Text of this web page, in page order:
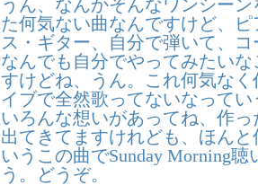
うん、なんかそんなワンシー
た何気ない曲なんですけど、
ス・ギター、自分で弾いて、
なんでも自分でやってみたい
すけどね、うん。これ何気な
イブで全然歌ってないなって
いろんな想いがあってね、作
出てきてますけれども、ほん
いうこの曲でSunday Morning
う。どうぞ。